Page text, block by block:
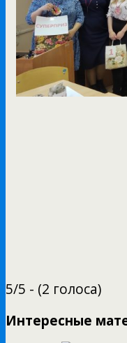
5/5 - (2 голоса)
Интересные